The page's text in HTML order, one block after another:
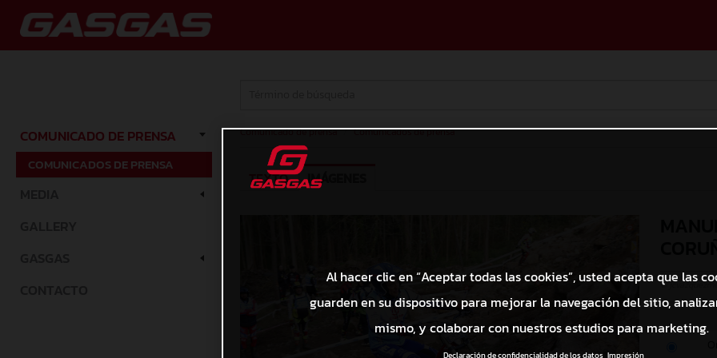
COMUNICADO DE PRENSA
COMUNICADOS DE PRENSA
Comunicado de prensa / Comunicados de prensa
TEXTO IMÁGENES
©
Al hacer clic en “Aceptar todas las cookies”, usted acepta que las
guarden en su dispositivo para mejorar la navegación del sitio,
mismo, y colaborar con nuestros estudios para marketing.
Declaración de confidencialidad de los datos Impresión